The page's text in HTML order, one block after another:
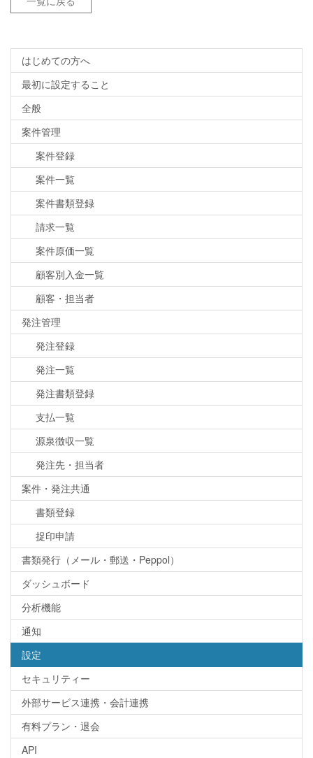
はじめての方へ
最初に設定すること
全般
案件管理
案件登録
案件一覧
案件書類登録
請求一覧
案件原価一覧
顧客別入金一覧
顧客・担当者
発注管理
発注登録
発注一覧
発注書類登録
支払一覧
源泉徴収一覧
発注先・担当者
案件・発注共通
書類登録
捉印申請
書類発行（メール・郵送・Peppol）
ダッシュボード
分析機能
通知
設定
セキュリティー
外部サービス連携・会計連携
有料プラン・退会
API